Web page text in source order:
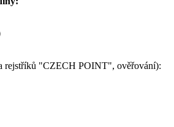
rejstříků "CZECH POINT", ověřování):